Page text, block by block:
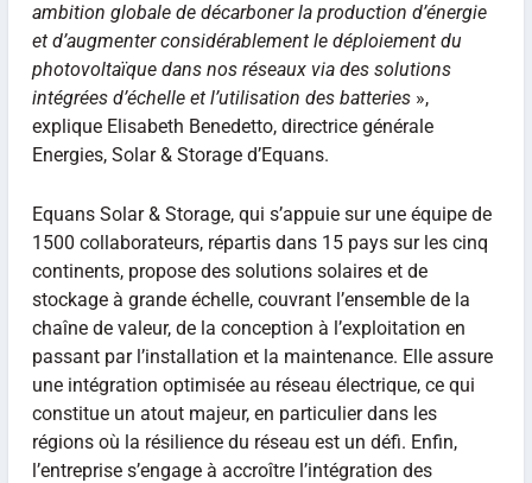
ambition globale de décarboner la production d’énergie
et d’augmenter considérablement le déploiement du
photovoltaïque dans nos réseaux via des solutions
intégrées d’échelle et l’utilisation des batteries»,
explique Elisabeth Benedetto, directrice générale
Energies, Solar & Storage d’Equans.
Equans Solar & Storage, qui s’appuie sur une équipe de
1500 collaborateurs, répartis dans 15 pays sur les cinq
continents, propose des solutions solaires et de
stockage à grande échelle, couvrant l’ensemble de la
chaîne de valeur, de la conception à l’exploitation en
passant par l’installation et la maintenance. Elle assure
une intégration optimisée au réseau électrique, ce qui
constitue un atout majeur, en particulier dans les
régions où la résilience du réseau est un défi. Enfin,
l’entreprise s’engage à accroître l’intégration des